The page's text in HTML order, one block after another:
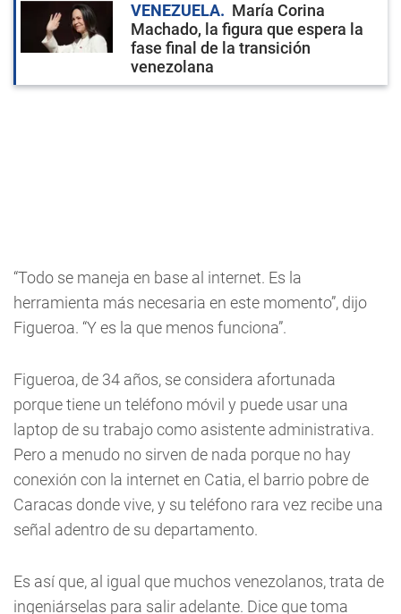
VENEZUELA
María Corina
Machado, la figura que espera la
fase final de la transición
venezolana
“Todo se maneja en base al internet. Es la
herramienta más necesaria en este momento”, dijo
Figueroa. “Y es la que menos funciona”.
Figueroa, de 34 años, se considera afortunada
porque tiene un teléfono móvil y puede usar una
laptop de su trabajo como asistente administrativa.
Pero a menudo no sirven de nada porque no hay
conexión con la internet en Catia, el barrio pobre de
Caracas donde vive, y su teléfono rara vez recibe una
señal adentro de su departamento.
Es así que, al igual que muchos venezolanos, trata de
ingeniárselas para salir adelante. Dice que toma